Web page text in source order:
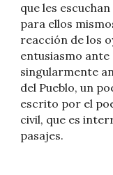
que les
para ellos
reacción de los
entusiasmo ante
singularmente
del Pueblo, un
escrito por el
civil, que es
pasajes.